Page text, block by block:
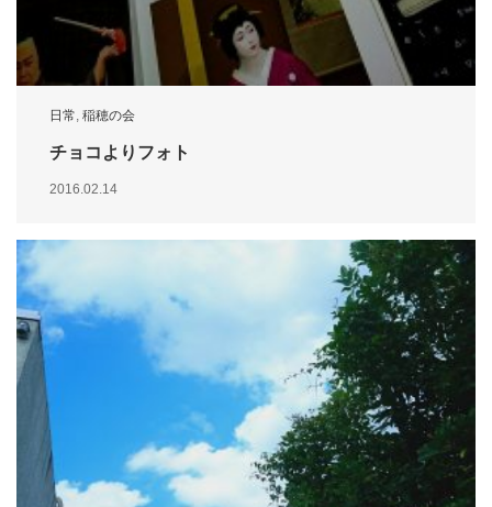
日常, 稲穂の会
チョコよりフォト
2016.02.14